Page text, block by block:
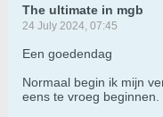
The ultimate in mgb
24 July 2024, 07:45
Een goedendag
Normaal begin ik mijn
eens te vroeg beginnen.